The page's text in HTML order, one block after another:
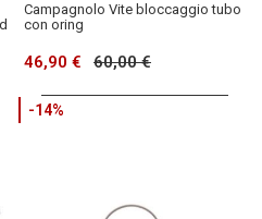
Campagnolo Vite bloccaggio tubo
con oring
46,90 € 60,00 €
-14%